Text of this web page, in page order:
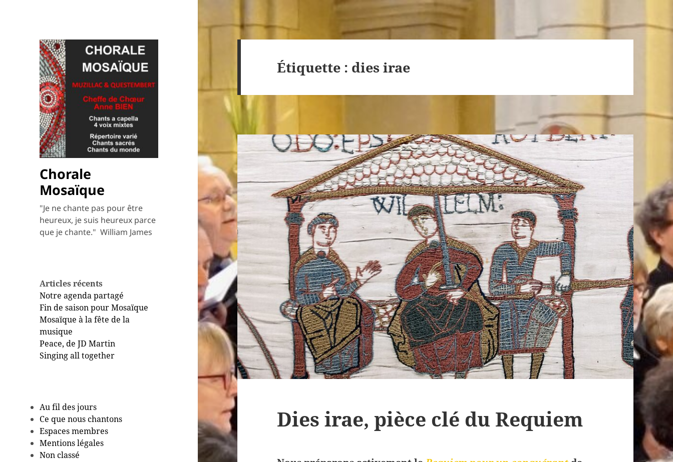
Chorale
Mosaïque
"Je ne chante pas pour être
heureux, je suis heureux parce
que je chante." ​ William James
Articles récents
Notre agenda partagé
Fin de saison pour Mosaïque
Mosaïque à la fête de la
musique
Peace, de JD Martin
Singing all together
Au fil des jours
Ce que nous chantons
Espaces membres
Mentions légales
Non classé
Étiquette : dies irae
Dies irae, pièce clé du Requiem